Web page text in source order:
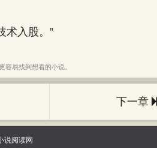
术入股。”
容易找到想看的小说。
下一章
说阅读网